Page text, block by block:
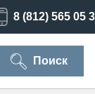
8 (812) 565 05
Поиск